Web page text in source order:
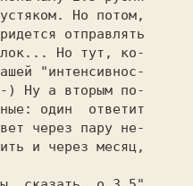
Но потом,
отправлять
Но тут, ко-
"интенсивнос-
) Ну а вторым по-
один  ответит
через пару не-
и через месяц,